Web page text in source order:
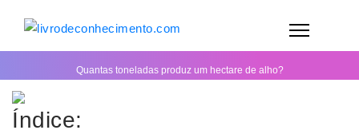
Quantas toneladas produz um hectare de alho?
Índice: